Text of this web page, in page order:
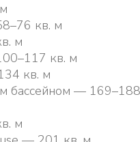
кв. м
м
кв. м
кв. м
бассейном — 169–188
м